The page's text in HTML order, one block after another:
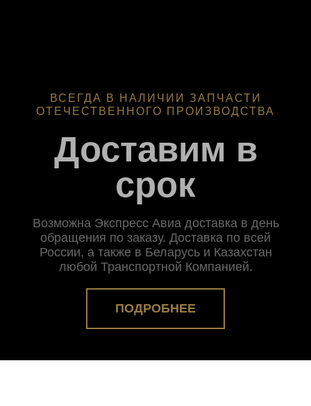
ВСЕГДА В НАЛИЧИИ ЗАПЧАСТИ
ОТЕЧЕСТВЕННОГО ПРОИЗВОДСТВА
Доставим в
срок
Возможна Экспресс Авиа доставка в день
обращения по заказу. Доставка по всей
России, а также в Беларусь и Казахстан
любой Транспортной Компанией.
ПОДРОБНЕЕ